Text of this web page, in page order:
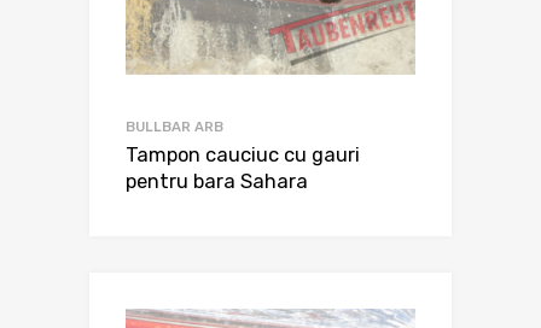
BULLBAR ARB
Tampon cauciuc cu gauri
pentru bara Sahara